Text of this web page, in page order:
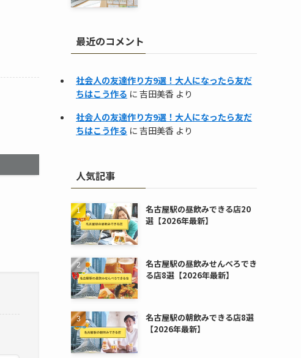
最近のコメント
社会人の友達作り方9選！大人になったら友だ
ちはこう作る に 吉田美香 より
社会人の友達作り方9選！大人になったら友だ
ちはこう作る に 吉田美香 より
人気記事
名古屋駅の昼飲みできる店20
選【2026年最新】
名古屋駅の昼飲みせんべろでき
る店8選【2026年最新】
名古屋駅の朝飲みできる店8選
【2026年最新】